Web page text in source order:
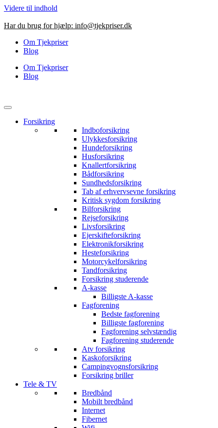
Videre til indhold
Har du brug for hjælp: info@tjekpriser.dk
Om Tjekpriser
Blog
Om Tjekpriser
Blog
Forsikring
Indboforsikring
Ulykkesforsikring
Hundeforsikring
Husforsikring
Knallertforsikring
Bådforsikring
Sundhedsforsikring
Tab af erhvervsevne forsikring
Kritisk sygdom forsikring
Bilforsikring
Rejseforsikring
Livsforsikring
Ejerskifteforsikring
Elektronikforsikring
Hesteforsikring
Motorcykelforsikring
Tandforsikring
Forsikring studerende
A-kasse
Billigste A-kasse
Fagforening
Bedste fagforening
Billigste fagforening
Fagforening selvstændig
Fagforening studerende
Atv forsikring
Kaskoforsikring
Campingvognsforsikring
Forsikring briller
Tele & TV
Bredbånd
Mobilt bredbånd
Internet
Fibernet